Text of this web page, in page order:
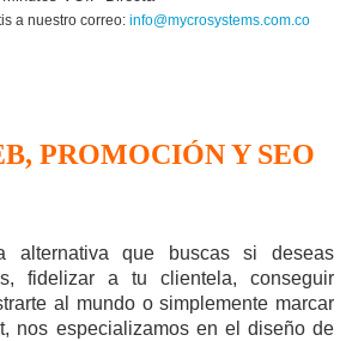
a nuestro correo: info@mycrosystems.com.co
PROMOCIÓN Y SEO
alternativa que buscas si deseas
fidelizar a tu clientela, conseguir
al mundo o simplemente marcar
nos especializamos en el diseño de